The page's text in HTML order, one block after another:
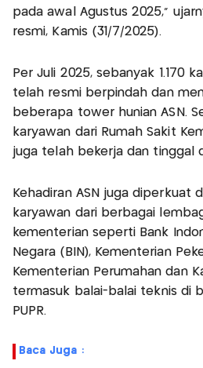
pada awal Agustus 2025,"
resmi, Kamis (31/7/2025).
Per Juli 2025, sebanyak 1.170
telah resmi berpindah dan
beberapa tower hunian ASN.
karyawan dari Rumah Sakit
juga telah bekerja dan tinggal
Kehadiran ASN juga diperkuat
karyawan dari berbagai
kementerian seperti Bank
Negara (BIN), Kementerian
Kementerian Perumahan dan
termasuk balai-balai teknis di
PUPR.
Baca Juga :